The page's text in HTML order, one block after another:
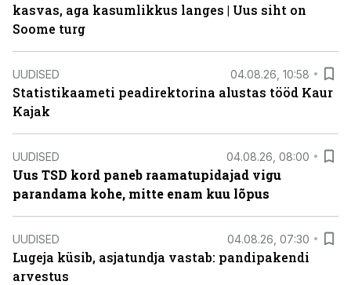
kasvas, aga kasumlikkus langes | Uus siht on
Soome turg
UUDISED 04.08.26, 10:58
Statistikaameti peadirektorina alustas tööd Kaur
Kajak
UUDISED 04.08.26, 08:00
Uus TSD kord paneb raamatupidajad vigu
parandama kohe, mitte enam kuu lõpus
UUDISED 04.08.26, 07:30
Lugeja küsib, asjatundja vastab: pandipakendi
arvestus